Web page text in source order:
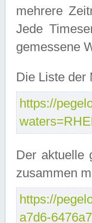
mehrere
Jede
gemessene
Die Liste der
https://
Der aktuelle
zusammen
https://
a7d6-